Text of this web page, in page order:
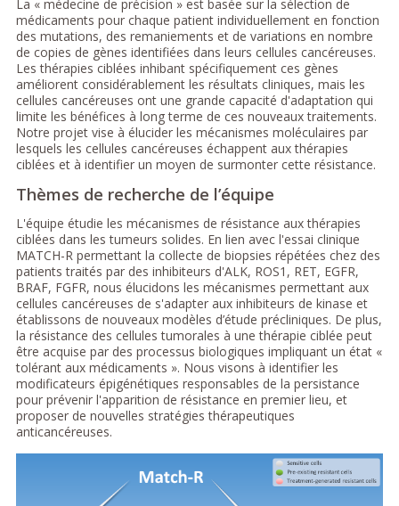
La « médecine de précision » est basée sur la sélection de
médicaments pour chaque patient individuellement en fonction
des mutations, des remaniements et de variations en nombre
de copies de gènes identifiées dans leurs cellules cancéreuses.
Les thérapies ciblées inhibant spécifiquement ces gènes
améliorent considérablement les résultats cliniques, mais les
cellules cancéreuses ont une grande capacité d'adaptation qui
limite les bénéfices à long terme de ces nouveaux traitements.
Notre projet vise à élucider les mécanismes moléculaires par
lesquels les cellules cancéreuses échappent aux thérapies
ciblées et à identifier un moyen de surmonter cette résistance.
Thèmes de recherche de l’équipe
L'équipe étudie les mécanismes de résistance aux thérapies
ciblées dans les tumeurs solides. En lien avec l'essai clinique
MATCH-R permettant la collecte de biopsies répétées chez des
patients traités par des inhibiteurs d'ALK, ROS1, RET, EGFR,
BRAF, FGFR, nous élucidons les mécanismes permettant aux
cellules cancéreuses de s'adapter aux inhibiteurs de kinase et
établissons de nouveaux modèles d’étude précliniques. De plus,
la résistance des cellules tumorales à une thérapie ciblée peut
être acquise par des processus biologiques impliquant un état «
tolérant aux médicaments ». Nous visons à identifier les
modificateurs épigénétiques responsables de la persistance
pour prévenir l'apparition de résistance en premier lieu, et
proposer de nouvelles stratégies thérapeutiques
anticancéreuses.